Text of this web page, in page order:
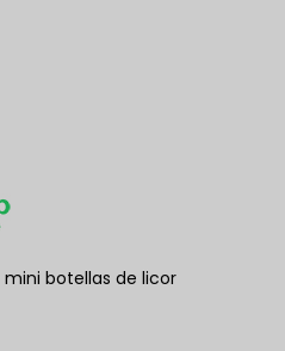
botellas de licor